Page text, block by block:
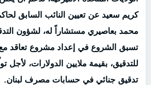
كريم سعيد عن تعيين النائب السابق
محمد بعاصيري مستشاراً له، لشؤون
تسبق الشروع في إعداد مشروع تعاقد
للتدقيق، بقيمة ملايين الدولارات، لأجل
تدقيق جنائي في حسابات مصرف لبنان.